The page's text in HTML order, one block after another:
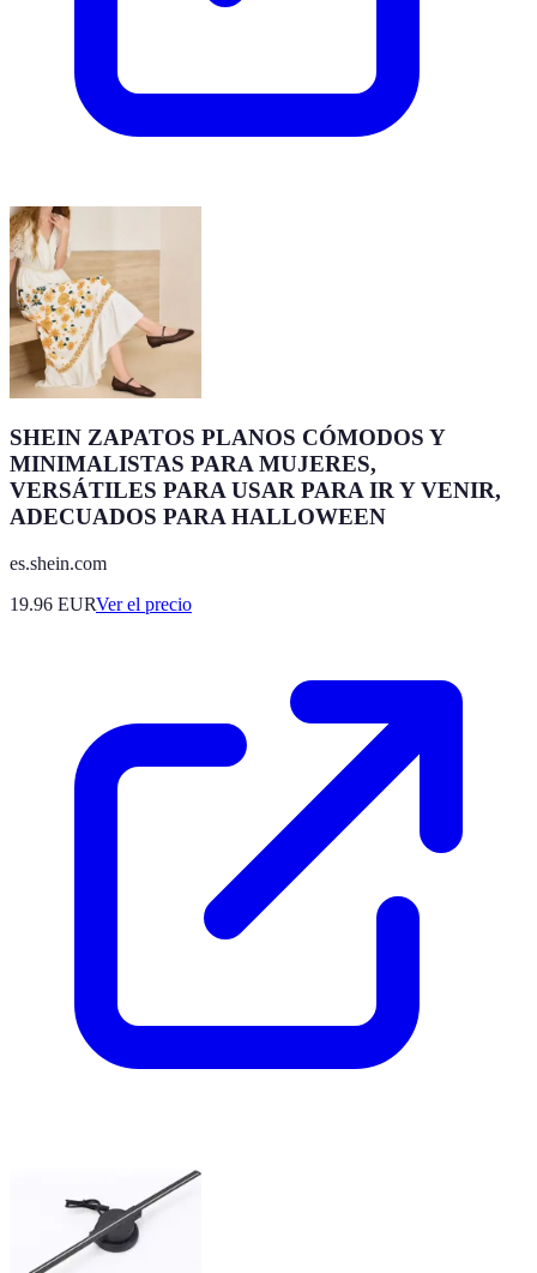
SHEIN ZAPATOS PLANOS CÓMODOS Y
MINIMALISTAS PARA MUJERES,
VERSÁTILES PARA USAR PARA IR Y VENIR,
ADECUADOS PARA HALLOWEEN
es.shein.com
19.96 EURVer el precio